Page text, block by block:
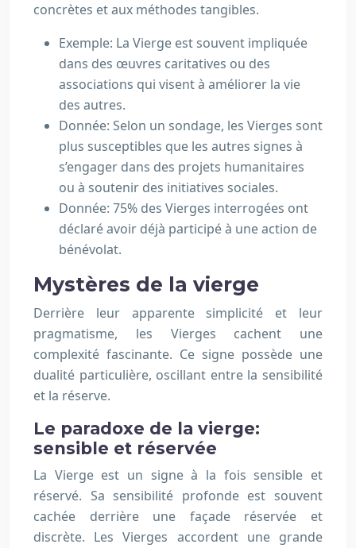
concrètes et aux méthodes tangibles.
Exemple: La Vierge est souvent impliquée
dans des œuvres caritatives ou des
associations qui visent à améliorer la vie
des autres.
Donnée: Selon un sondage, les Vierges sont
plus susceptibles que les autres signes à
s’engager dans des projets humanitaires
ou à soutenir des initiatives sociales.
Donnée: 75% des Vierges interrogées ont
déclaré avoir déjà participé à une action de
bénévolat.
Mystères de la vierge
Derrière leur apparente simplicité et leur
pragmatisme, les Vierges cachent une
complexité fascinante. Ce signe possède une
dualité particulière, oscillant entre la sensibilité
et la réserve.
Le paradoxe de la vierge:
sensible et réservée
La Vierge est un signe à la fois sensible et
réservé. Sa sensibilité profonde est souvent
cachée derrière une façade réservée et
discrète. Les Vierges accordent une grande